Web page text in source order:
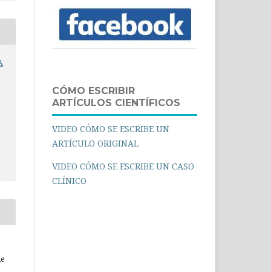
CÓMO ESCRIBIR
ARTÍCULOS CIENTÍFICOS
VIDEO CÓMO SE ESCRIBE UN
ARTÍCULO ORIGINAL
VIDEO CÓMO SE ESCRIBE UN CASO
CLÍNICO